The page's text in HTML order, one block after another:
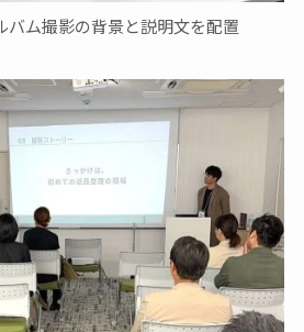
バム撮影の背景と説明文を配置